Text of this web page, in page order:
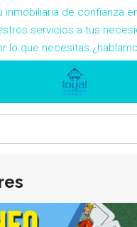
inmobiliaria de confianza
servicios a tus
lo que necesitas